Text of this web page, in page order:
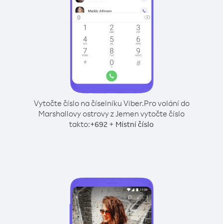
Vytočte číslo na číselníku Viber.Pro volání do
Marshallovy ostrovy z Jemen vytočte číslo
takto:+692 + Místní číslo